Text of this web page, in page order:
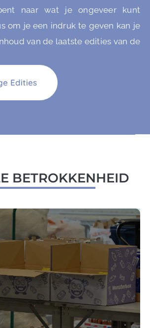
naar wat je ongeveer kunt
om je een indruk te geven kan je
van de laatste edities van de
Edities
BETROKKENHEID